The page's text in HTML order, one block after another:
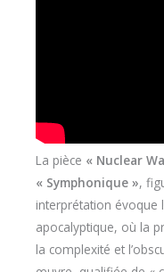
La pièce « Nuclear
« Symphonique »,
interprétation évoque
apocalyptique, où la
la complexité et